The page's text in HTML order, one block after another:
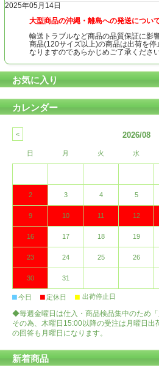
2025年05月14日
大型商品の沖縄・離島への発送につい
輸送トラブルなど商品の品質保証に影
商品(120サイズ以上)の商品は出荷を
なりますのであらかじめご了承くださ
お気に入り
カレンダー
2026/08
日 月 火 水
2 3 4 5
9 10 11 12
16 17 18 19
23 24 25 26
30 31
■今日 ■ 定休日 ■ 出荷停止日
◆毎週金曜日は仕入・商品検品集中のため「
その為、木曜日15:00以降の受注は月曜日出
の回答も月曜日になります。
新着商品